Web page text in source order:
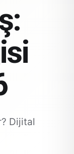
Dijital